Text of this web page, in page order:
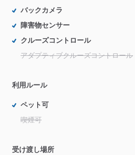
バックカメラ
障害物センサー
クルーズコントロール
アダプティブクルーズコントロール
利用ルール
ペット可
喫煙可
受け渡し場所